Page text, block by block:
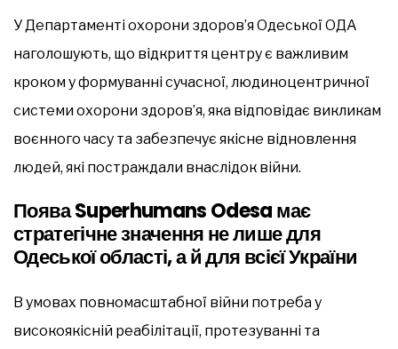
У Департаменті охорони здоров’я Одеської ОДА
наголошують, що відкриття центру є важливим
кроком у формуванні сучасної, людиноцентричної
системи охорони здоров’я, яка відповідає викликам
воєнного часу та забезпечує якісне відновлення
людей, які постраждали внаслідок війни.
ПояваSuperhumans Odesaмає
стратегічне значення не лише для
Одеської області, а й для всієї України
В умовах повномасштабної війни потреба у
високоякісній реабілітації, протезуванні та